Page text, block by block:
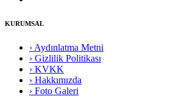
KURUMSAL
› Aydınlatma Metni
› Gizlilik Politikası
› KVKK
› Hakkımızda
› Foto Galeri